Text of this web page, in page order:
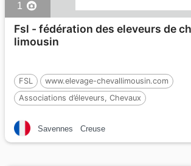
1
Fsl - fédération des eleveurs de
limousin
FSL
www.elevage-chevallimousin.com
Associations d’éleveurs, Chevaux
Savennes Creuse